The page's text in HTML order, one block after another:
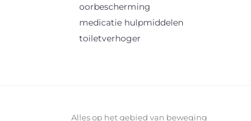
oorbescherming
medicatie hulpmiddelen
toiletverhoger
Alles op het gebied van beweging